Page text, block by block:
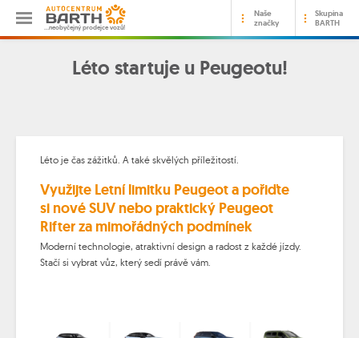
…neobyčejný prodejce vozů!
Naše
značky
Skupina
BARTH
Léto startuje u Peugeotu!
Léto je čas zážitků. A také skvělých příležitostí.
Využijte Letní limitku Peugeota pořiďte
si novéSUV nebo praktický Peugeot
Rifterza mimořádných podmínek
Moderní technologie, atraktivní design a radost z každé jízdy.
Stačí si vybrat vůz, který sedí právě vám.